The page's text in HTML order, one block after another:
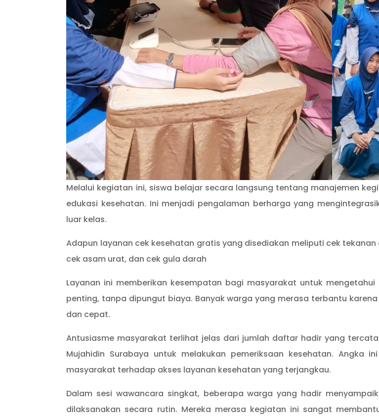
Melalui kegiatan ini, siswa belajar secara langsung tentang manajemen
edukasi kesehatan. Ini menjadi pengalaman berharga yang
luar kelas.
Adapun layanan cek kesehatan gratis yang disediakan meliputi cek
cek asam urat, dan cek gula darah
Layanan ini memberikan kesempatan bagi masyarakat untuk
penting, tanpa dipungut biaya. Banyak warga yang merasa terbantu
dan cepat.
Antusiasme masyarakat terlihat jelas dari jumlah daftar hadir yang
Mujahidin Surabaya untuk melakukan pemeriksaan kesehatan. Angka
masyarakat terhadap akses layanan kesehatan yang terjangkau.
Dalam sesi wawancara singkat, beberapa warga yang hadir
dilaksanakan secara rutin. Mereka merasa kegiatan ini sangat